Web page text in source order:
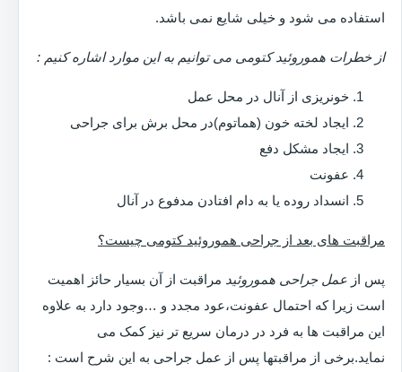
استفاده می شود و خیلی شایع نمی باشد.
از خطرات هموروئید کتومی می توانیم به این موارد اشاره کنیم :
خونریزی از آنال در محل عمل
ایجاد لخته خون (هماتوم)در محل برش برای جراحی
ایجاد مشکل دفع
عفونت
انسداد روده یا به دام افتادن مدفوع در آنال
مراقبت های بعد از جراحی هموروئید کتومی چیست؟
پس از عمل جراحی هموروئید مراقبت از آن بسیار حائز اهمیت
است زیرا که احتمال عفونت،عود مجدد و …وجود دارد به علاوه
این مراقبت ها به فرد در درمان سریع تر نیز کمک می
نماید.برخی از مراقبتها پس از عمل جراحی به این شرح است :